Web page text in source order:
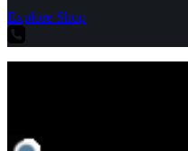
Explore Shop